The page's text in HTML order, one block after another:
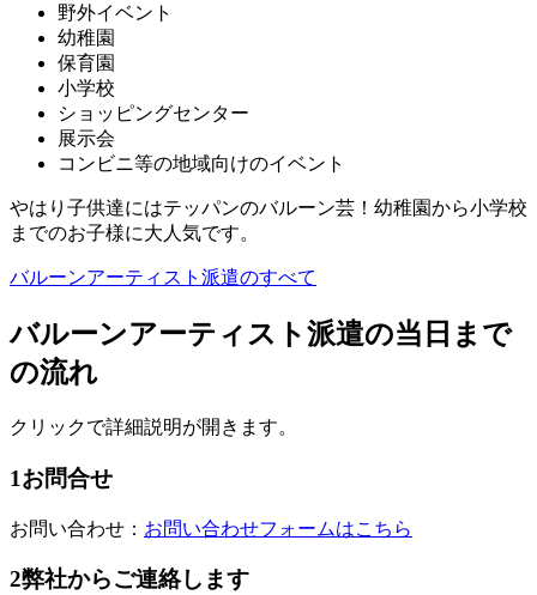
野外イベント
幼稚園
保育園
小学校
ショッピングセンター
展示会
コンビニ等の地域向けのイベント
やはり子供達にはテッパンのバルーン芸！幼稚園から小学校
までのお子様に大人気です。
バルーンアーティスト派遣のすべて
バルーンアーティスト派遣の当日まで
の流れ
クリックで詳細説明が開きます。
1お問合せ
お問い合わせ： お問い合わせフォームはこちら
2弊社からご連絡します